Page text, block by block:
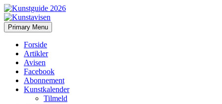
Kunstavisen
Search
Primary Menu Skip
to
Forside
Artikler
Avisen
Facebook
Abonnement
Kunstkalender
Tilmeld